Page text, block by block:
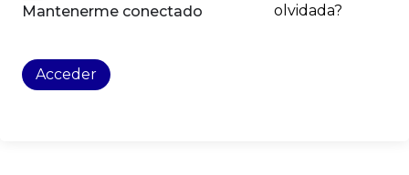
Mantenerme conectado
olvidada?
Acceder